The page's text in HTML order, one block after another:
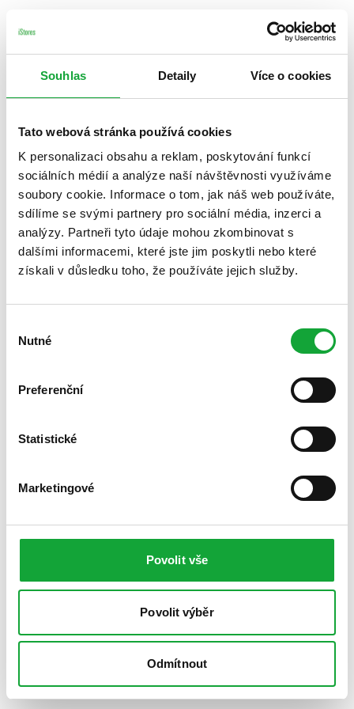
Souhlas Detaily Více o cookies
Tato webová stránka používá cookies
K personalizaci obsahu a reklam, poskytování funkcí
sociálních médií a analýze naší návštěvnosti využíváme
soubory cookie. Informace o tom, jak náš web používáte,
sdílíme se svými partnery pro sociální média, inzerci a
analýzy. Partneři tyto údaje mohou zkombinovat s
dalšími informacemi, které jste jim poskytli nebo které
získali v důsledku toho, že používáte jejich služby.
souhlasu
Nutné
Preferenční
Statistické
Marketingové
Povolit vše
Povolit výběr
Odmítnout